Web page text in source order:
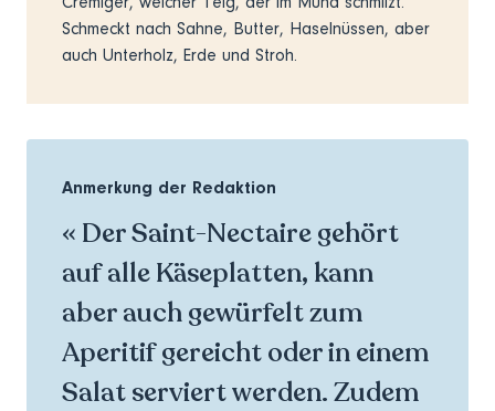
Schmeckt nach Sahne, Butter, Haselnüssen, aber
auch Unterholz, Erde und Stroh.
Anmerkung der Redaktion
« Der Saint-Nectaire gehört
auf alle Käseplatten, kann
aber auch gewürfelt zum
Aperitif gereicht oder in einem
Salat serviert werden. Zudem